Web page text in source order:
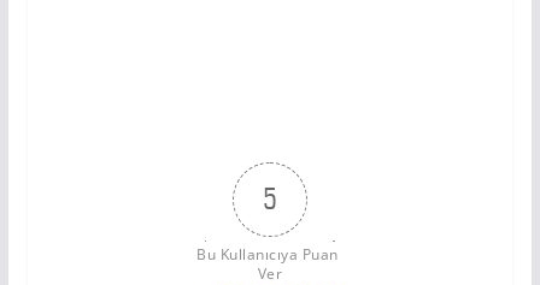
5
Bu Kullanıcıya Puan
Ver